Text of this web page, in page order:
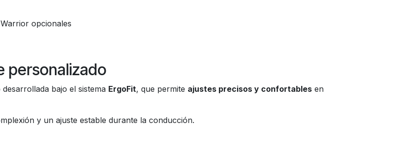
opcionales
personalizado
desarrollada bajo el sistema ErgoFit, que permite ajustes precisos y confortables en
y un ajuste estable durante la conducción.